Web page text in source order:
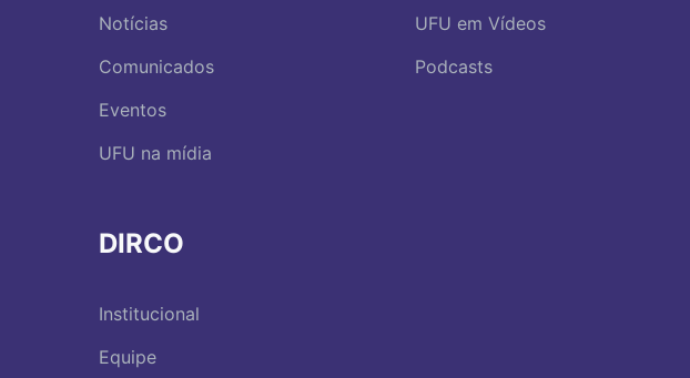
Notícias
Comunicados
Eventos
UFU na mídia
DIRCO
Institucional
Equipe
UFU em Vídeos
Podcasts